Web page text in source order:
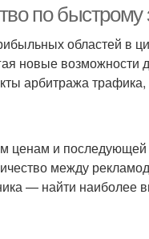
по быстрому
областей в
новые
арбитража
ценам и
между
— найти наиболее